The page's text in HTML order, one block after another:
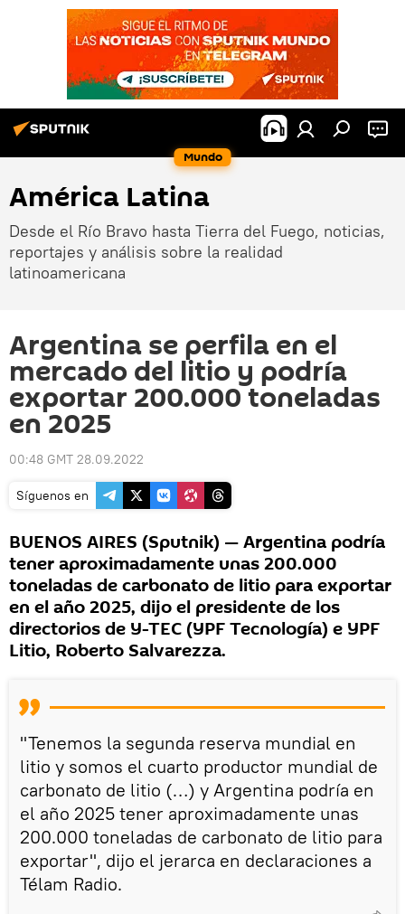
Mundo
América Latina
Desde el Río Bravo hasta Tierra del Fuego, noticias,
reportajes y análisis sobre la realidad
latinoamericana
Argentina se perfila en el
mercado del litio y podría
exportar 200.000 toneladas
en 2025
00:48 GMT 28.09.2022
Síguenos en
BUENOS AIRES (Sputnik) — Argentina podría
tener aproximadamente unas 200.000
toneladas de carbonato de litio para exportar
en el año 2025, dijo el presidente de los
directorios de Y-TEC (YPF Tecnología) e YPF
Litio, Roberto Salvarezza.
"Tenemos la segunda reserva mundial en
litio y somos el cuarto productor mundial de
carbonato de litio (…) y Argentina podría en
el año 2025 tener aproximadamente unas
200.000 toneladas de carbonato de litio para
exportar", dijo el jerarca en declaraciones a
Télam Radio.